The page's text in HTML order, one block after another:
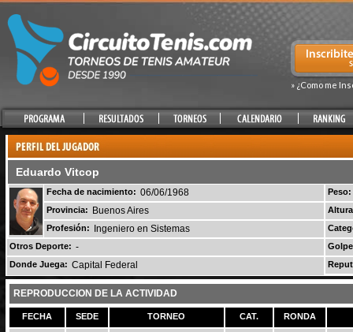
» ¿Como me
Eduardo Vitcop
Fecha de nacimiento: 06/06/1968
Peso:
Provincia:
Buenos Aires
Profesión:
Ingeniero en Sistemas
Otros Deporte: -
Donde Juega: Capital Federal
REPRODUCCION DE LA ACTIVIDAD
FECHA SEDE TORNEO CAT. RONDA